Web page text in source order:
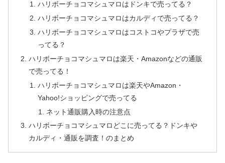
ハリボーチョコマシュマロはドンキで売ってる？
ハリボーチョコマシュマロはカルディで売ってる？
ハリボーチョコマシュマロはコストコやプラザで売
ってる？
ハリボーチョコマシュマロは楽天・Amazonなどの通販
で売ってる！
ハリボーチョコマシュマロは楽天やAmazon・
Yahoo!ショッピングで売ってる
ネット通販購入時の注意点
ハリボーチョコマシュマロどこに売ってる？ドンキや
カルディ・通販を調査！のまとめ